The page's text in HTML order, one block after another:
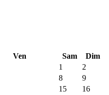
Ven Sam
Dim
1
2
8
9
15 16